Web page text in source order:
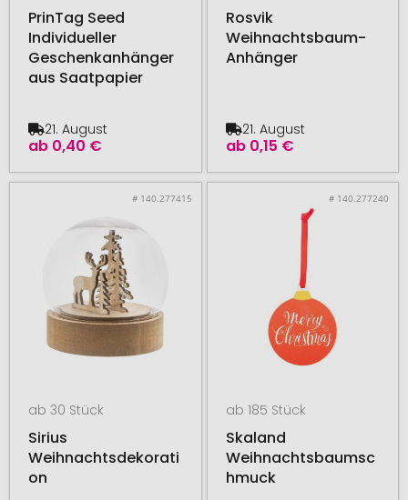
PrinTag Seed
Individueller
Geschenkanhänger
aus Saatpapier
ab 0,40 €
21. August
Rosvik
Weihnachtsbaum-
Anhänger
ab 0,15 €
21. August
# 140.277415
ab 30 Stück
Sirius
Weihnachtsdekorati
on
# 140.277240
ab 185 Stück
Skaland
Weihnachtsbaumsc
hmuck